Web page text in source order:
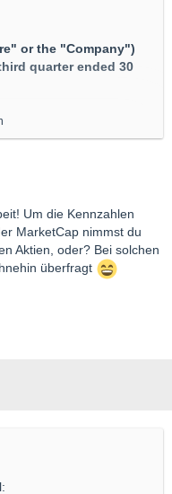
or the "Company")
quarter ended 30
31-10-2025/
des Goldpreises
Fortschritte beim
Machbarkeitsstudie
CEO von Solidcore
mir noch die AuEQ im
= Reduktion von
Gold im Inventar. Plus
Um die Kennzahlen
MarketCap nimmst du
Aktien, oder? Bei solchen
überfragt